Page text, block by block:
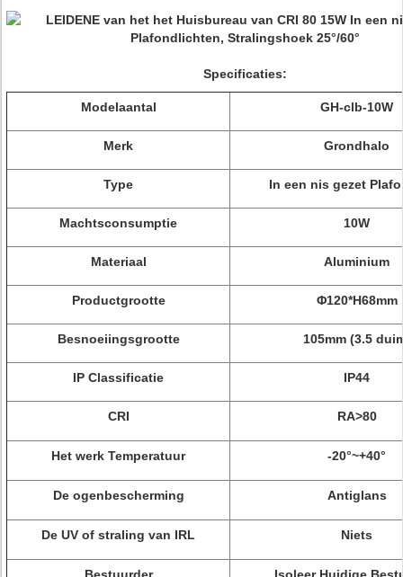
Specificaties:
Modelaantal GH-clb-10W
Merk Grondhalo
Type In een nis gezet
Machtsconsumptie 10W
Materiaal Aluminium
Productgrootte Φ120*H68mm
Besnoeiingsgrootte 105mm (3.5
IP Classificatie IP44
CRI RA>80
Het werk Temperatuur -20°~+40°
De ogenbescherming Antiglans
De UV of straling van IRL Niets